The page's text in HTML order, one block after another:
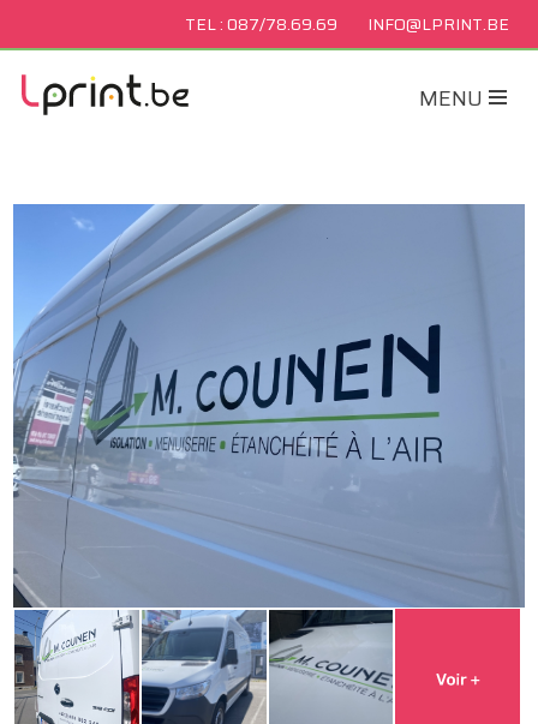
INFO@LPRINT.BE
TEL : 087/78.69.69
MENU